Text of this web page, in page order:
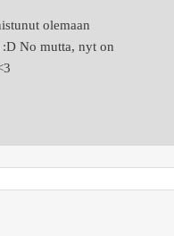
olemaan
:D No mutta, nyt on